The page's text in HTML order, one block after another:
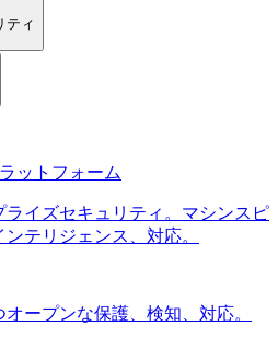
ティ
ットフォーム
ライズセキュリティ。マシンスピ
テリジェンス、対応。
ープンな保護、検知、対応。